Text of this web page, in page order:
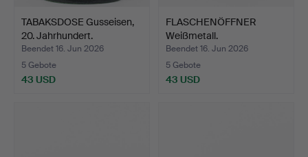
TABAKSDOSE Gusseisen,
20. Jahrhundert.
Beendet 16. Jun 2026
5 Gebote
43 USD
FLASCHENÖFFNER
Weißmetall.
Beendet 16. Jun 2026
5 Gebote
43 USD